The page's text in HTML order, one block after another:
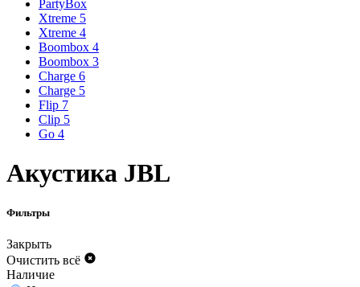
PartyBox
Xtreme 5
Xtreme 4
Boombox 4
Boombox 3
Charge 6
Charge 5
Flip 7
Clip 5
Go 4
Акустика JBL
Фильтры
Закрыть
Очистить всё
Наличие